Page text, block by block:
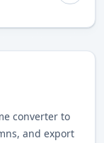
converter to
and export